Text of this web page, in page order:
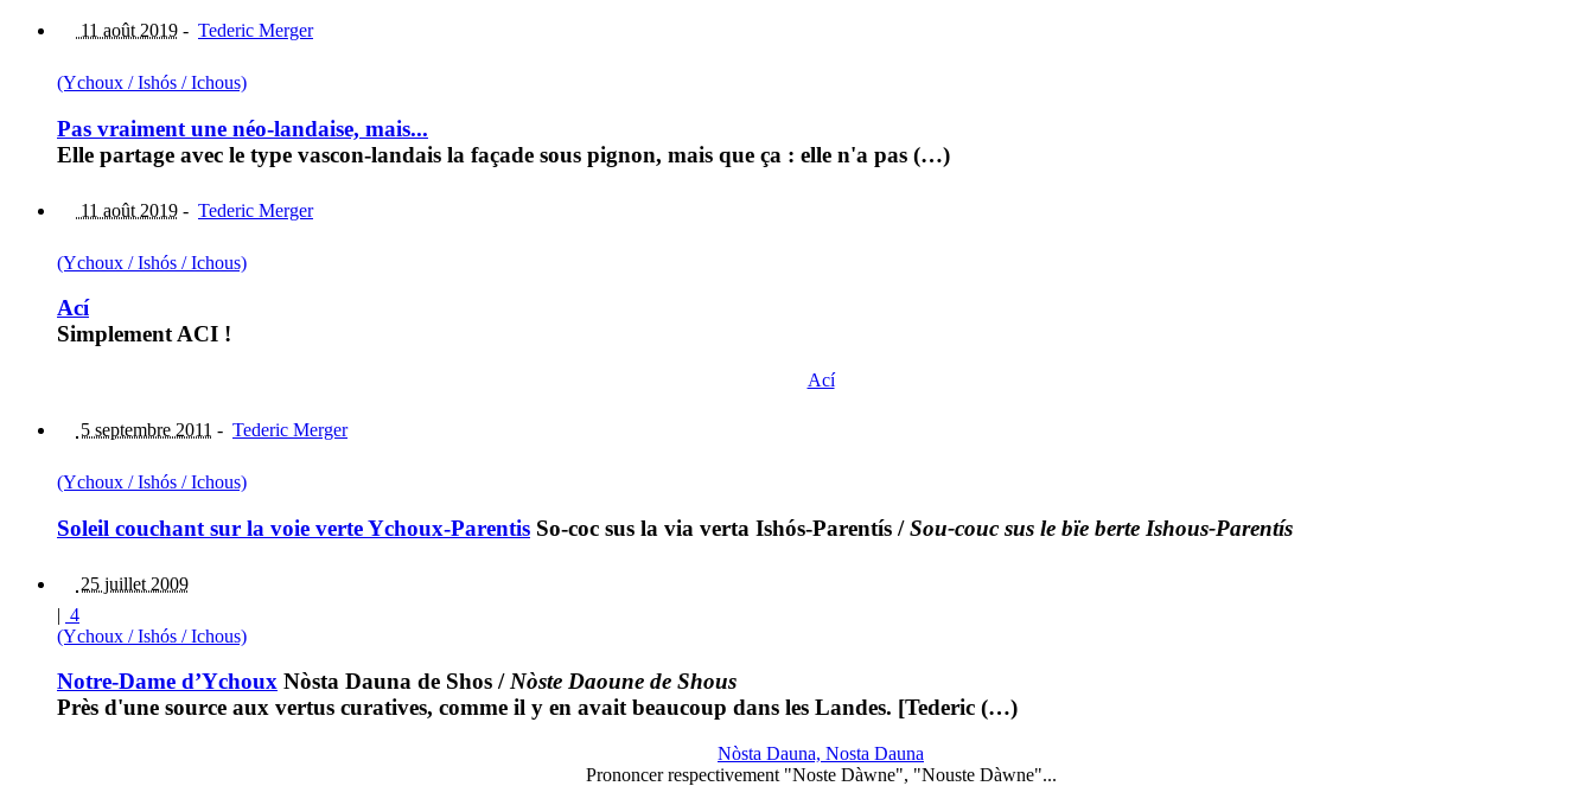
11 août 2019 - Tederic Merger
(Ychoux / Ishós / Ichous)
Pas vraiment une néo-landaise, mais...
Elle partage avec le type vascon-landais la façade sous pignon, mais que ça : elle n'a pas (…)
11 août 2019 - Tederic Merger
(Ychoux / Ishós / Ichous)
Ací
Simplement ACI !
Ací
5 septembre 2011 - Tederic Merger
(Ychoux / Ishós / Ichous)
Soleil couchant sur la voie verte Ychoux-Parentis So-coc sus la via verta Ishós-Parentís /Sou-couc sus le bïe berte Ishous-Parentís
25 juillet 2009
| 4
(Ychoux / Ishós / Ichous)
Notre-Dame d’Ychoux Nòsta Dauna de Shos /Nòste Daoune de Shous
Près d'une source aux vertus curatives, comme il y en avait beaucoup dans les Landes. [Tederic (…)
Nòsta Dauna, Nosta Dauna
Prononcer respectivement "Noste Dàwne", "Nouste Dàwne"...